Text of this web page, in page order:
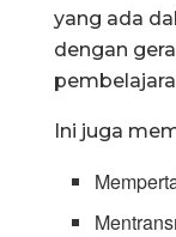
yang ada
dengan
Ini juga